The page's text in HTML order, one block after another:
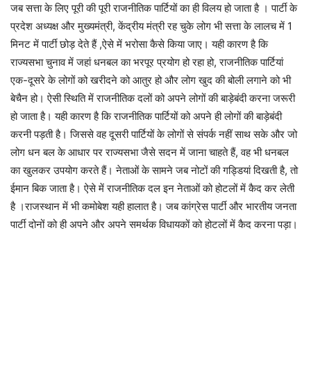
जब सत्ता के लिए पूरी की पूरी राजनीतिक पार्टियों का ही विलय हो जाता है । पार्टी के
प्रदेश अध्यक्ष और मुख्यमंत्री, केंद्रीय मंत्री रह चुके लोग भी सत्ता के लालच में 1
मिनट में पार्टी छोड़ देते हैं ,ऐसे में भरोसा कैसे किया जाए। यही कारण है कि
राज्यसभा चुनाव में जहां धनबल का भरपूर प्रयोग हो रहा हो, राजनीतिक पार्टियां
एक-दूसरे के लोगों को खरीदने को आतुर हो और लोग खुद की बोली लगाने को भी
बेचैन हो। ऐसी स्थिति में राजनीतिक दलों को अपने लोगों की बाड़ेबंदी करना जरूरी
हो जाता है। यही कारण है कि राजनीतिक पार्टियों को अपने ही लोगों की बाड़ेबंदी
करनी पड़ती है। जिससे वह दूसरी पार्टियों के लोगों से संपर्क नहीं साथ सके और जो
लोग धन बल के आधार पर राज्यसभा जैसे सदन में जाना चाहते हैं, वह भी धनबल
का खुलकर उपयोग करते हैं। नेताओं के सामने जब नोटों की गड्डियां दिखती है, तो
ईमान बिक जाता है। ऐसे में राजनीतिक दल इन नेताओं को होटलों में कैद कर लेती
है ।राजस्थान में भी कमोबेश यही हालात है। जब कांग्रेस पार्टी और भारतीय जनता
पार्टी दोनों को ही अपने और अपने समर्थक विधायकों को होटलों में कैद करना पड़ा।